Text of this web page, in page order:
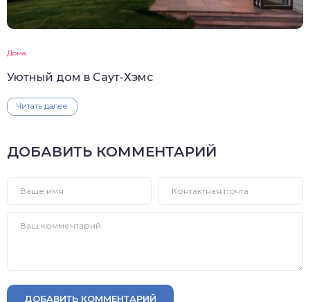
Дома
Уютный дом в Саут-Хэмс
Читать далее
ДОБАВИТЬ КОММЕНТАРИЙ
ДОБАВИТЬ КОММЕНТАРИЙ